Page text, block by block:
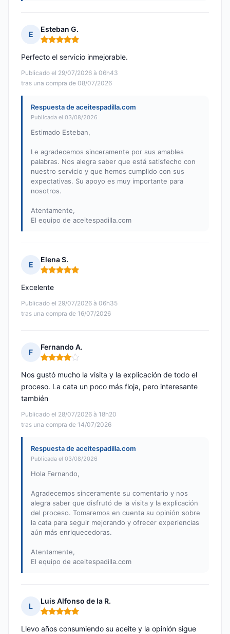
E
Esteban G.
Nota: 5 de 5
Publicado el 29/07/2026 à 06h43
tras una compra de 08/07/2026
Perfecto el servicio inmejorable.
Respuesta de aceitespadilla.com
Publicada el 03/08/2026
Estimado Esteban,
Le agradecemos sinceramente por sus amables
palabras. Nos alegra saber que está satisfecho con
nuestro servicio y que hemos cumplido con sus
expectativas. Su apoyo es muy importante para
nosotros.
Atentamente,
El equipo de aceitespadilla.com
E
Elena S.
Nota: 5 de 5
Publicado el 29/07/2026 à 06h35
tras una compra de 16/07/2026
Excelente
F
Fernando A.
Nota: 4 de 5
Publicado el 28/07/2026 à 18h20
tras una compra de 14/07/2026
Nos gustó mucho la visita y la explicación de todo el
proceso. La cata un poco más floja, pero interesante
también
Respuesta de aceitespadilla.com
Publicada el 03/08/2026
Hola Fernando,
Agradecemos sinceramente su comentario y nos
alegra saber que disfrutó de la visita y la explicación
del proceso. Tomaremos en cuenta su opinión sobre
la cata para seguir mejorando y ofrecer experiencias
aún más enriquecedoras.
Atentamente,
El equipo de aceitespadilla.com
L
Luis Alfonso de la R.
Nota: 5 de 5
Llevo años consumiendo su aceite y la opinión sigue